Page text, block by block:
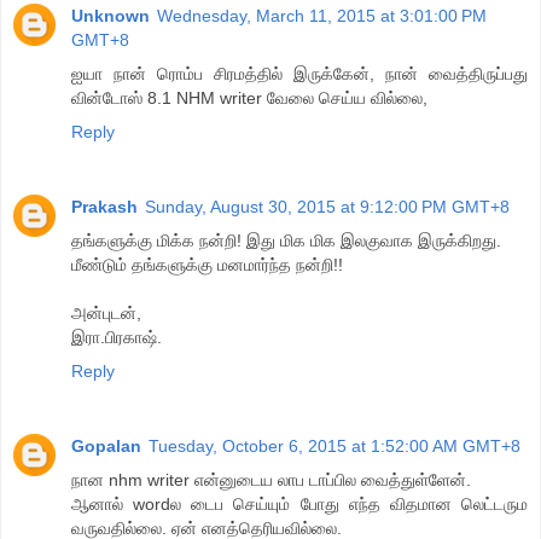
Unknown Wednesday, March 11, 2015 at 3:01:00 PM
GMT+8
ஐயா நான் ரொம்ப சிரமத்தில் இருக்கேன், நான் வைத்திருப்பது
வின்டோஸ் 8.1 NHM writer வேலை செய்ய வில்லை,
Reply
Prakash Sunday, August 30, 2015 at 9:12:00 PM GMT+8
தங்களுக்கு மிக்க நன்றி! இது மிக மிக இலகுவாக இருக்கிறது.
மீண்டும் தங்களுக்கு மனமார்ந்த நன்றி!!
அன்புடன்,
இரா.பிரகாஷ்.
Reply
Gopalan Tuesday, October 6, 2015 at 1:52:00 AM GMT+8
நான nhm writer என்னுடைய லாப டாப்பில வைத்துள்ளேன்.
ஆனால் wordல டைப செய்யும் போது எந்த விதமான லெட்டரும
வருவதில்லை. ஏன் எனத்தெரியவில்லை.